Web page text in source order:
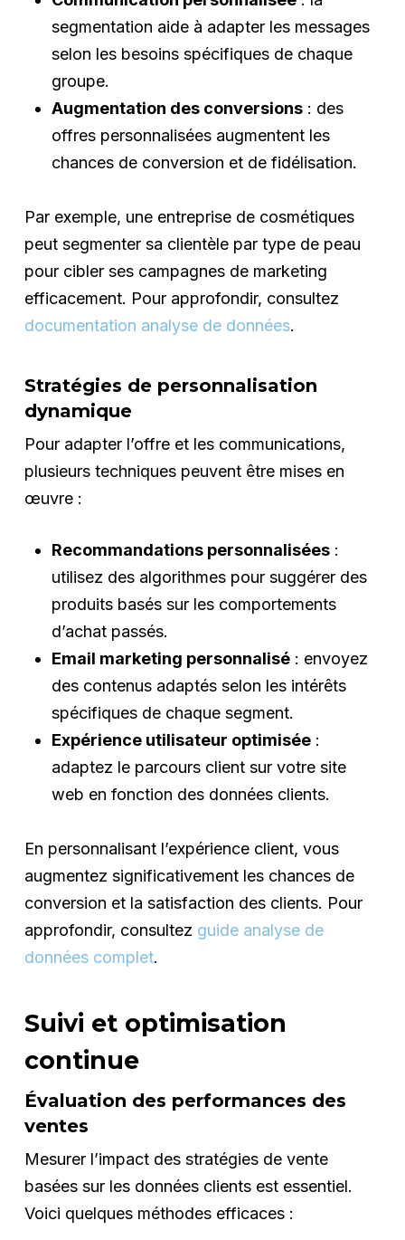
segmentation aide à adapter les messages
selon les besoins spécifiques de chaque
groupe.
Augmentation des conversions: des
offres personnalisées augmentent les
chances de conversion et de fidélisation.
Par exemple, une entreprise de cosmétiques
peut segmenter sa clientèle par type de peau
pour cibler ses campagnes de marketing
efficacement. Pour approfondir, consultez
documentation analyse de données.
Stratégies de personnalisation
dynamique
Pour adapter l’offre et les communications,
plusieurs techniques peuvent être mises en
œuvre :
Recommandations personnalisées:
utilisez des algorithmes pour suggérer des
produits basés sur les comportements
d’achat passés.
Email marketing personnalisé: envoyez
des contenus adaptés selon les intérêts
spécifiques de chaque segment.
Expérience utilisateur optimisée:
adaptez le parcours client sur votre site
web en fonction des données clients.
En personnalisant l’expérience client, vous
augmentez significativement les chances de
conversion et la satisfaction des clients. Pour
approfondir, consultez guide analyse de
données complet.
Suivi et optimisation
continue
Évaluation des performances des
ventes
Mesurer l’impact des stratégies de vente
basées sur les données clients est essentiel.
Voici quelques méthodes efficaces :